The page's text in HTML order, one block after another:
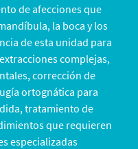
de afecciones que
la boca y los
de esta unidad para
complejas,
corrección de
ortognática para
tratamiento de
que requieren
especializadas